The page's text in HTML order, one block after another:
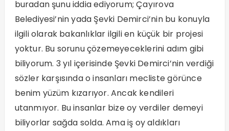
buradan şunu iddia ediyorum; Çayırova
Belediyesi’nin yada Şevki Demirci’nin bu konuyla
ilgili olarak bakanlıklar ilgili en küçük bir projesi
yoktur. Bu sorunu çözemeyeceklerini adım gibi
biliyorum. 3 yıl içerisinde Şevki Demirci’nin verdiği
sözler karşısında o insanları mecliste görünce
benim yüzüm kızarıyor. Ancak kendileri
utanmıyor. Bu insanlar bize oy verdiler demeyi
biliyorlar sağda solda. Ama iş oy aldıkları